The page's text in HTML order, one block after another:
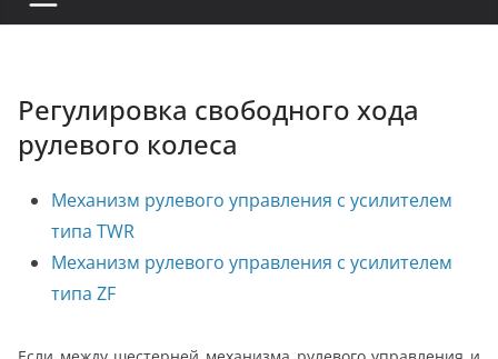
Регулировка свободного хода
рулевого колеса
Механизм рулевого управления с усилителем
типа TWR
Механизм рулевого управления с усилителем
типа ZF